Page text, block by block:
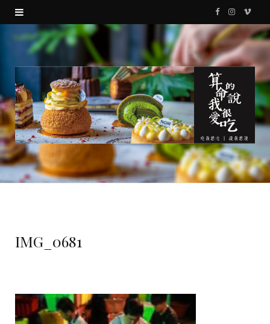
F
a
c
e
b
o
k
I
s
g
r
a
V
i
IMG_0681